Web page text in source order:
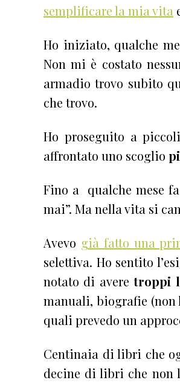
semplificare la mia vita
Ho iniziato, qualche
Non mi è costato
armadio trovo subito
che trovo.
Ho proseguito a
affrontato uno scoglio
Fino a qualche mese
mai”. Ma nella vita si
Avevo già fatto una
selettiva. Ho sentito
notato di avere troppi
manuali, biografie
quali prevedo un
Centinaia di libri che
decine di libri che non